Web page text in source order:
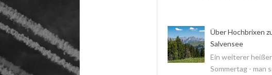
Über Hochbrixen
Salvensee
Ein weiterer heißer
Sommertag - man